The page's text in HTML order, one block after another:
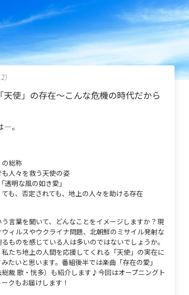
天使」の存在～こんな危機の時代だから
―。
総称
人々を救う天使の姿
明な風の如き愛」
も、否定されても、地上の人々を助ける存在
言葉を聞いて、どんなことをイメージしますか？現
ィルスやウクライナ問題、北朝鮮のミサイル発射な
ものを感じている人は多いのではないでしょうか。
たち地上の人間を応援してくれる「天使」の実在に
たいと思います。番組後半では楽曲「存在の愛」
総裁 歌・恍多）も紹介します♪今回はオープニングト
クもお届けします！